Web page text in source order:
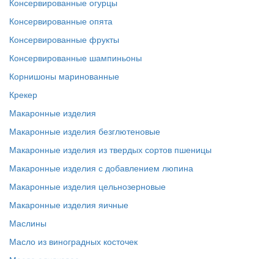
Консервированные огурцы
Консервированные опята
Консервированные фрукты
Консервированные шампиньоны
Корнишоны маринованные
Крекер
Макаронные изделия
Макаронные изделия безглютеновые
Макаронные изделия из твердых сортов пшеницы
Макаронные изделия с добавлением люпина
Макаронные изделия цельнозерновые
Макаронные изделия яичные
Маслины
Масло из виноградных косточек